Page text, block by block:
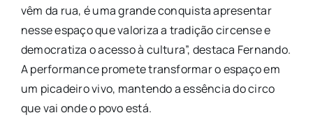
vêm da rua, é uma grande conquista apresentar
nesse espaço que valoriza a tradição circense e
democratiza o acesso à cultura”, destaca Fernando.
A performance promete transformar o espaço em
um picadeiro vivo, mantendo a essência do circo
que vai onde o povo está.